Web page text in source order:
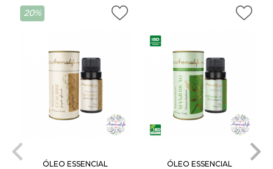
20%
ÓLEO ESSENCIAL
ÓLEO ESSENCIAL